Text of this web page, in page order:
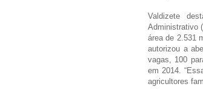
Valdizete
Administrativo
área de 2.531
autorizou a
vagas, 100
em 2014.
agricultores